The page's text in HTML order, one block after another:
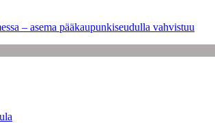
– asema pääkaupunkiseudulla vahvistuu